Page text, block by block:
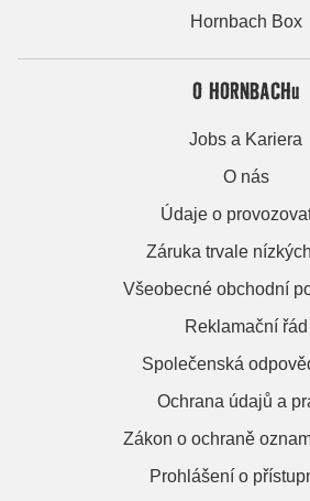
Hornbach Box
O HORNBACHu
Jobs a Kariera
O nás
Údaje o
Záruka trvale
Všeobecné obchodní
Reklamační řád
Společenská
Ochrana údajů a
Zákon o ochraně
Prohlášení o